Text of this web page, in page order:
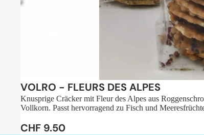
Sale
VOLRO - FLEURS DES ALPES
Knusprige Cräcker mit Fleur des Alpes aus
Vollkorn. Passt hervorragend zu Fisch und
CHF 9.50